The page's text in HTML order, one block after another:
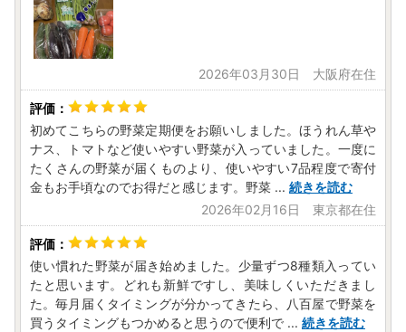
2026年03月30日 大阪府在住
初めてこちらの野菜定期便をお願いしました。ほうれん草や
ナス、トマトなど使いやすい野菜が入っていました。一度に
たくさんの野菜が届くものより、使いやすい7品程度で寄付
金もお手頃なのでお得だと感じます。野菜 ... 続きを読む
2026年02月16日 東京都在住
使い慣れた野菜が届き始めました。少量ずつ8種類入ってい
たと思います。どれも新鮮ですし、美味しくいただきまし
た。毎月届くタイミングが分かってきたら、八百屋で野菜を
買うタイミングもつかめると思うので便利で ... 続きを読む